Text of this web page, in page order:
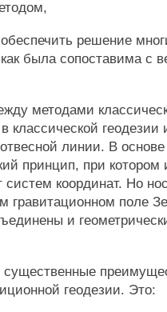
решение
была сопоставима с
методами
классической геодезии
линии. В
принцип, при
координат. Но
гравитационном поле
и
существенные
геодезии. Это: